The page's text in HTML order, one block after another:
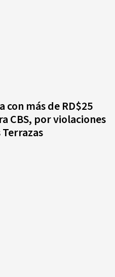
más de RD$25
CBS, por violaciones